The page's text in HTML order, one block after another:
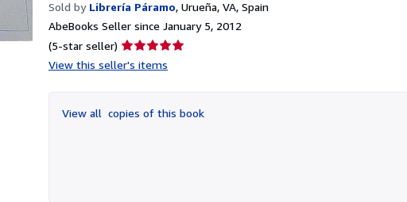
Sold by Librería Páramo, Urueña, VA, Spain
AbeBooks Seller since January 5, 2012
(5-star seller) Seller
rating
of
5
View this seller's items
View all copies of this book